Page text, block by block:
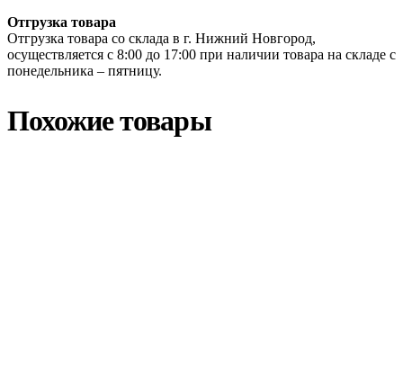
Отгрузка товара
Отгрузка товара со склада в г. Нижний Новгород,
осуществляется с 8:00 до 17:00 при наличии товара на складе с
понедельника – пятницу.
Похожие товары